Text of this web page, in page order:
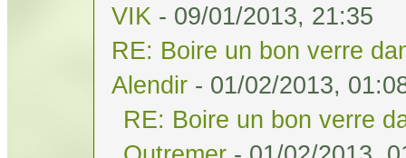
VIK - 09/01/2013, 21:35
RE: Boire un bon verre
Alendir - 01/02/2013,
RE: Boire un bon verre